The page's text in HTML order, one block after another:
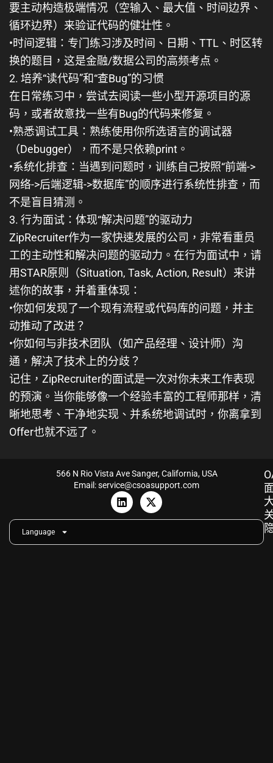
要主动构造极端情况（空输入、最大值、时间边界、
循环边界）来验证代码的健壮性。
•时间逻辑 ：专门练习涉及时间、日期、TTL、时区转
换的题目，这是金融/数据公司的高频考点。
2. 培养“读代码”和“查Bug”的习惯
在日常练习中，尝试去阅读一些小型开源项目的源
码，或者故意找一些有Bug的代码来修复。
•熟悉调试工具 ：熟练使用你所选语言的调试器
（Debugger），而不是只依赖print 。
•系统化排查 ：当遇到问题时，训练自己按照“前端->
网络->后端逻辑->数据库”的顺序进行系统性排查，而
不是盲目猜测。
3. 行为面试：体现“解决问题”的驱动力
ZipRecruiter作为一家快速发展的公司，非常看重员
工的主动性和解决问题的驱动力 。在行为面试中，请
用STAR原则（Situation, Task, Action, Result）来讲
述你的故事，并着重体现：
•你如何发现了一个现有流程或代码库的问题，并主
动推动了改进？
•你如何与非技术团队（如产品经理、设计师）沟
通，解决了技术上的分歧？
记住，ZipRecruiter的面试是一次对你未来工作表现
的预演。当你能够像一个经验丰富的工程师那样，清
晰地思考、干净地实现、并系统地调试时，你离拿到
Offer也就不远了。
566 N Rio Vista Ave Sanger, California, USA
Email: service@csoasupport.com
L
i
n
X
-
t
Language